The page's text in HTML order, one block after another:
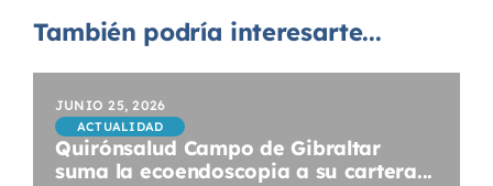
También podría interesarte...
JUNIO 25, 2026
ACTUALIDAD
Quirónsalud Campo de Gibraltar
suma la ecoendoscopia a su cartera...